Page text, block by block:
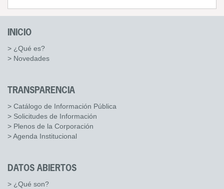
INICIO
> ¿Qué es?
> Novedades
TRANSPARENCIA
> Catálogo de Información Pública
> Solicitudes de Información
> Plenos de la Corporación
> Agenda Institucional
DATOS ABIERTOS
> ¿Qué son?